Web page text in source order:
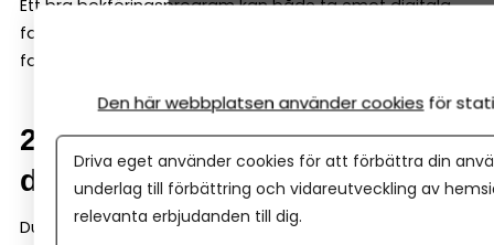
Ett bra bokföringsprogram kan både ta emot digitala
fakturor och enkelt scanna in kvitton och fysiska
fakturor – så att du samlar allt i programmet direkt.
2. Registrera varje händelse i
ditt bokföringsprogram
Du bokför en händelse genom att ange:
Den här webbplatsen använder cookies för
Driva eget använder cookies för att förbättra din
underlag till förbättring och vidareutveckling av
relevanta erbjudanden till dig.